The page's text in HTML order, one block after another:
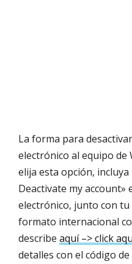
La forma para
electrónico al equipo de
elija esta opción,
Deactivate my account»
electrónico, junto con
formato internacional
describe aquí –> click
detalles con el código